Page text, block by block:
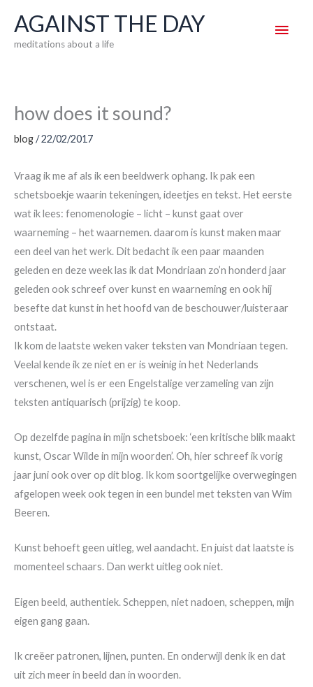
content
AGAINST THE DAY
meditations about a life
Main
how does it sound?
blog/22/02/2017
Vraag ik me af als ik een beeldwerk ophang. Ik pak een
schetsboekje waarin tekeningen, ideetjes en tekst. Het eerste
wat ik lees: fenomenologie – licht – kunst gaat over
waarneming – het waarnemen. daarom is kunst maken maar
een deel van het werk. Dit bedacht ik een paar maanden
geleden en deze week las ik dat Mondriaan zo’n honderd jaar
geleden ook schreef over kunst en waarneming en ook hij
besefte dat kunst in het hoofd van de beschouwer/luisteraar
ontstaat.
Ik kom de laatste weken vaker teksten van Mondriaan tegen.
Veelal kende ik ze niet en er is weinig in het Nederlands
verschenen, wel is er een Engelstalige verzameling van zijn
teksten antiquarisch (prijzig) te koop.
Op dezelfde pagina in mijn schetsboek: ‘een kritische blik maakt
kunst, Oscar Wilde in mijn woorden’. Oh, hier schreef ik vorig
jaar juni ook over op dit blog. Ik kom soortgelijke overwegingen
afgelopen week ook tegen in een bundel met teksten van Wim
Beeren.
Kunst behoeft geen uitleg, wel aandacht. En juist dat laatste is
momenteel schaars. Dan werkt uitleg ook niet.
Eigen beeld, authentiek. Scheppen, niet nadoen, scheppen, mijn
eigen gang gaan.
Ik creëer patronen, lijnen, punten. En onderwijl denk ik en dat
uit zich meer in beeld dan in woorden.